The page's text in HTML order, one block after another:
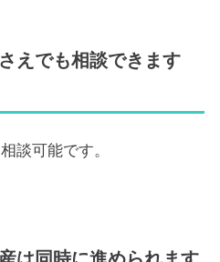
えでも相談できます
談可能です。